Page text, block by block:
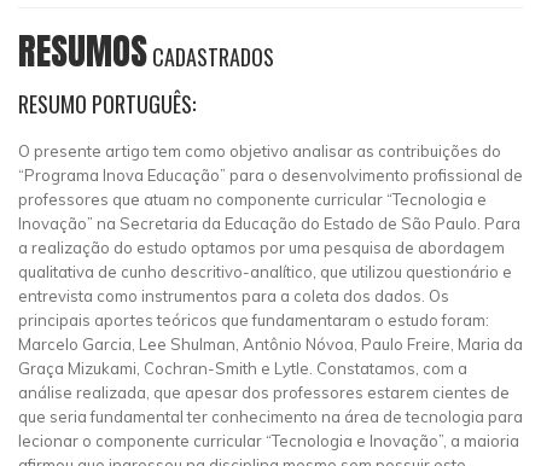
RESUMOSCADASTRADOS
RESUMO PORTUGUÊS:
O presente artigo tem como objetivo analisar as contribuições do
“Programa Inova Educação” para o desenvolvimento profissional de
professores que atuam no componente curricular “Tecnologia e
Inovação” na Secretaria da Educação do Estado de São Paulo. Para
a realização do estudo optamos por uma pesquisa de abordagem
qualitativa de cunho descritivo-analítico, que utilizou questionário e
entrevista como instrumentos para a coleta dos dados. Os
principais aportes teóricos que fundamentaram o estudo foram:
Marcelo Garcia, Lee Shulman, Antônio Nóvoa, Paulo Freire, Maria da
Graça Mizukami, Cochran-Smith e Lytle. Constatamos, com a
análise realizada, que apesar dos professores estarem cientes de
que seria fundamental ter conhecimento na área de tecnologia para
lecionar o componente curricular “Tecnologia e Inovação”, a maioria